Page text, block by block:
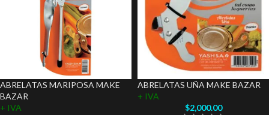
ABRELATAS MARIPOSA MAKE
BAZAR
+ IVA
ABRELATAS UÑA MAKE BAZAR
+ IVA
$2,000.00